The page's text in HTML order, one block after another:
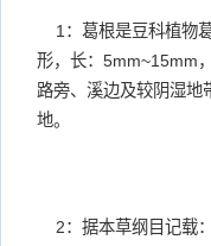
1：葛根是豆科植物
形，长：5mm~15mm
路旁、溪边及较阴湿地
地。
2：据本草纲目记载